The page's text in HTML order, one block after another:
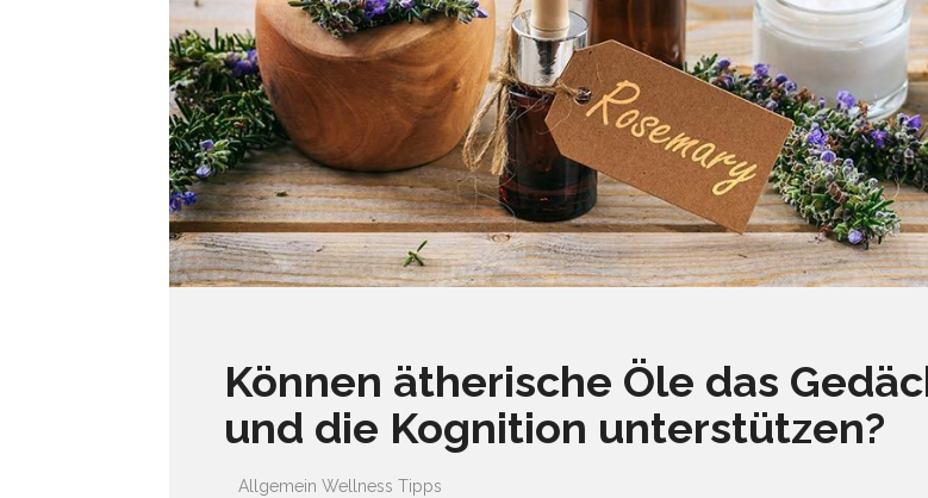
Können ätherische Öle das
und die Kognition unterstützen?
Allgemein Wellness Tipps